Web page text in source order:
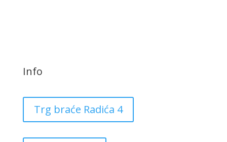
Info
Trg braće Radića 4